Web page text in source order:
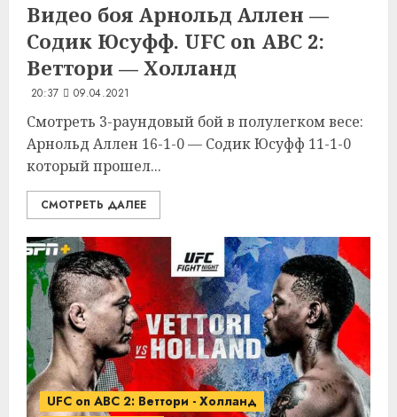
Видео боя Арнольд Аллен —
Содик Юсуфф. UFC on ABC 2:
Веттори — Холланд
20:37 09.04.2021
Смотреть 3-раундовый бой в полулегком весе:
Арнольд Аллен 16-1-0 — Содик Юсуфф 11-1-0
который прошел...
СМОТРЕТЬ ДАЛЕЕ
UFC on ABC 2: Веттори - Холланд